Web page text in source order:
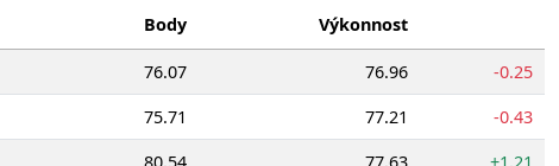
Body Výkonnost
76.07 76.96
-0.25
75.71 77.21
-0.43